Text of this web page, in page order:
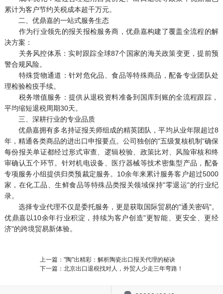
累计为客户节约关税成本超千万元。
二、优鼎嘉的一站式服务生态
作为行业领先的报关报检服务商，优鼎嘉构建了覆盖全流程的解
决方案：
关务风控体系：实时跟踪全球87个国家的海关政策变更，提前预
警合规风险。
特殊货物通道：针对危化品、食品等特殊商品，配备专业团队处
理检验检疫手续。
税务增值服务：提供从退税资料准备到国库到账的全流程跟踪，
平均缩短退税周期30天。
三、深耕行业的专业品质
优鼎嘉拥有多名持证报关师组成的精英团队，平均从业年限超过8
年，精通各类商品的进出口申报要点。公司独创的"五级复核机制"确保
每份报关单证都经过形式审查、逻辑校验、政策比对、风险审核和终
审确认五个环节。针对机电设备、医疗器械等技术密集型产品，配备
专项服务小组提供归类预裁定服务。10余年来累计服务客户超过5000
家，在化工品、生鲜食品等特殊品类报关领域保持"零退运"的行业纪
录。
选择专业代理不仅是委托服务，更是获取国际贸易的"通关密码"。
优鼎嘉以10余年行业积淀，持续为客户创造"更智能、更安全、更经
济"的跨境贸易新体验。
上一篇："陶"出精彩：解析陶瓷出口报关代理的秘诀
下一篇：北京出口退税找对人，外贸人少走三年弯路！